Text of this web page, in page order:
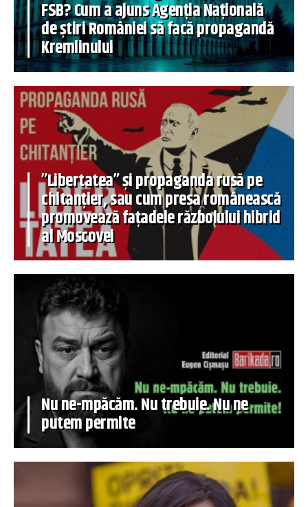
FSB? Cum a ajuns Agenția Națională
de știri României să facă propagandă
Kremlinului
”Libertatea” și propaganda rusă pe
chitanțier, sau cum presa românească
promovează fațadele războiului hibrid
al Moscovei
Nu ne-mpăcăm. Nu trebuie. Nu ne
putem permite